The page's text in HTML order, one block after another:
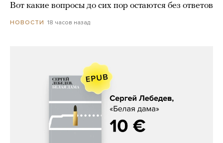
Вот какие вопросы до сих пор остаются без ответов
НОВОСТИ 18 часов назад